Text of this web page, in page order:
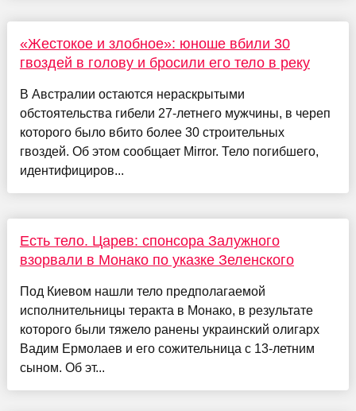
«Жестокое и злобное»: юноше вбили 30
гвоздей в голову и бросили его тело в реку
В Австралии остаются нераскрытыми
обстоятельства гибели 27-летнего мужчины, в череп
которого было вбито более 30 строительных
гвоздей. Об этом сообщает Mirror. Тело погибшего,
идентифициров...
Есть тело. Царев: спонсора Залужного
взорвали в Монако по указке Зеленского
Под Киевом нашли тело предполагаемой
исполнительницы теракта в Монако, в результате
которого были тяжело ранены украинский олигарх
Вадим Ермолаев и его сожительница с 13-летним
сыном. Об эт...